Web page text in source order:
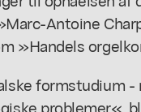
Antoine
»Handels
formstudium -
problemer«,